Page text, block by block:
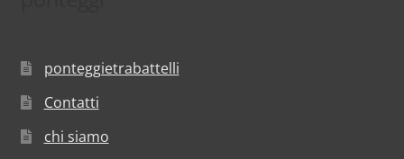
ponteggietrabattelli
Contatti
chi siamo